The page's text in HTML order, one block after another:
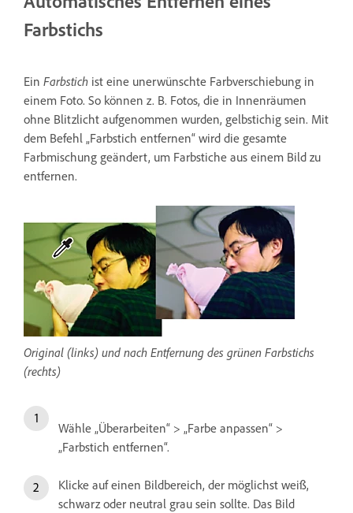
Farbstichs
Ein Farbstich ist eine unerwünschte Farbverschiebung in
einem Foto. So können z. B. Fotos, die in Innenräumen
ohne Blitzlicht aufgenommen wurden, gelbstichig sein. Mit
dem Befehl „Farbstich entfernen“ wird die gesamte
Farbmischung geändert, um Farbstiche aus einem Bild zu
entfernen.
Original (links) und nach Entfernung des grünen Farbstichs
(rechts)
Wähle „Überarbeiten“ > „Farbe anpassen“ >
„Farbstich entfernen“.
Klicke auf einen Bildbereich, der möglichst weiß,
schwarz oder neutral grau sein sollte. Das Bild